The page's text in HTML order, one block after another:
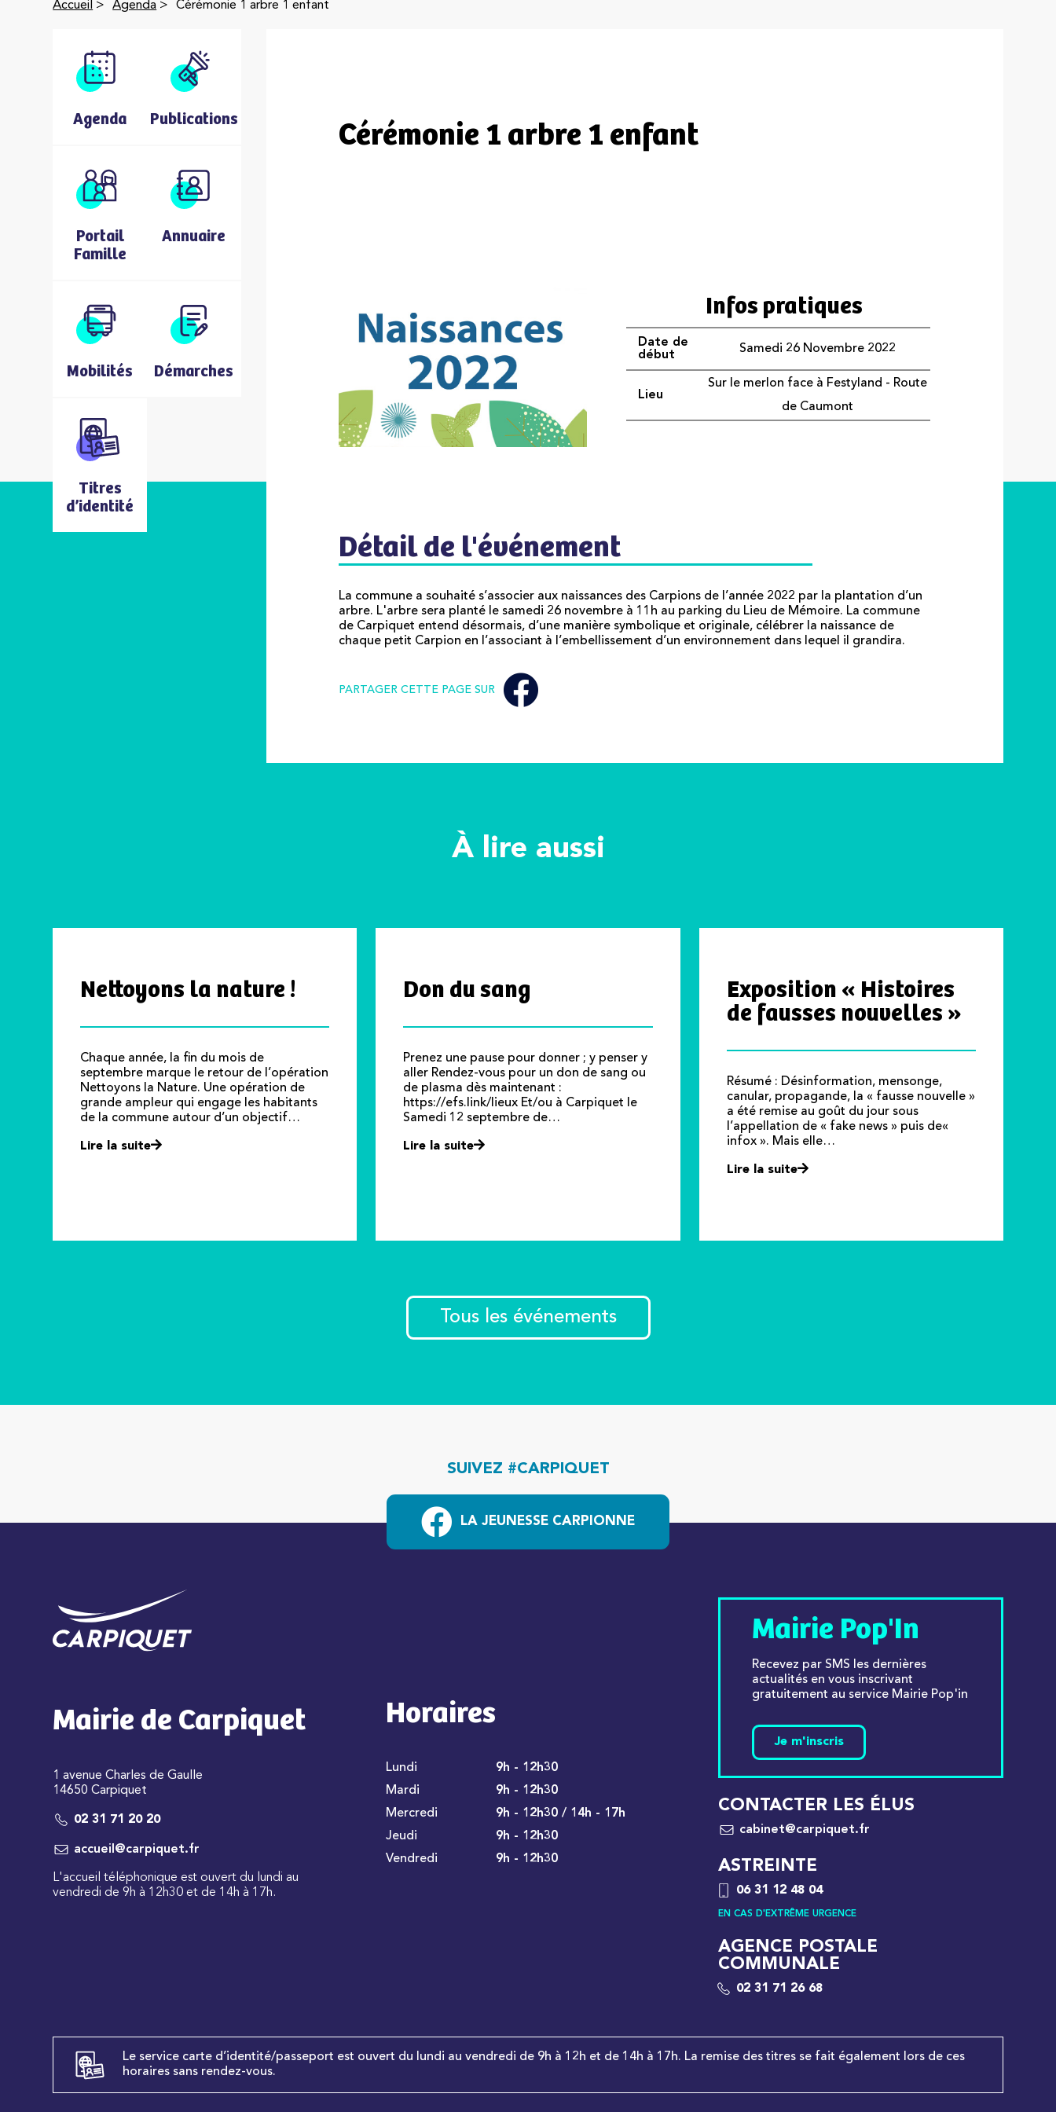
Accueil > Agenda > Cérémonie 1 arbre 1 enfant
Agenda Publications
Portail
Famille
Annuaire
Mobilités Démarches
Titres
d’identité
Cérémonie 1 arbre 1 enfant
Infos pratiques
Date de
début
Samedi 26 Novembre 2022
Lieu
Sur le merlon face à Festyland - Route
de Caumont
Détail de l'événement
La commune a souhaité s’associer aux naissances des Carpions de l’année 2022 par la plantation d’un
arbre. L'arbre sera planté le samedi 26 novembre à 11h au parking du Lieu de Mémoire. La commune
de Carpiquet entend désormais, d’une manière symbolique et originale, célébrer la naissance de
chaque petit Carpion en l’associant à l’embellissement d’un environnement dans lequel il grandira.
PARTAGER CETTE PAGE SUR
À lire aussi
Nettoyons la nature !
Chaque année, la fin du mois de
septembre marque le retour de l’opération
Nettoyons la Nature. Une opération de
grande ampleur qui engage les habitants
de la commune autour d’un objectif…
Lire la suite
Don du sang
Prenez une pause pour donner ; y penser y
aller Rendez-vous pour un don de sang ou
de plasma dès maintenant :
https://efs.link/lieux Et/ou à Carpiquet le
Samedi 12 septembre de…
Lire la suite
Exposition « Histoires
de fausses nouvelles »
Résumé : Désinformation, mensonge,
canular, propagande, la « fausse nouvelle »
a été remise au goût du jour sous
l’appellation de « fake news » puis de«
infox ». Mais elle…
Lire la suite
Tous les événements
SUIVEZ #CARPIQUET
LA JEUNESSE CARPIONNE
Mairie de Carpiquet
1 avenue Charles de Gaulle
14650 Carpiquet
02 31 71 20 20
accueil@carpiquet.fr
L'accueil téléphonique est ouvert du lundi au
vendredi de 9h à 12h30 et de 14h à 17h.
Horaires
Lundi
9h - 12h30
Mardi
9h - 12h30
Mercredi
9h - 12h30 / 14h - 17h
Jeudi
9h - 12h30
Vendredi
9h - 12h30
Mairie Pop'In
Recevez par SMS les dernières
actualités en vous inscrivant
gratuitement au service Mairie Pop'in
Je m'inscris
CONTACTER LES ÉLUS
cabinet@carpiquet.fr
ASTREINTE
06 31 12 48 04
EN CAS D'EXTRÊME URGENCE
AGENCE POSTALE
COMMUNALE
02 31 71 26 68
Le service carte d’identité/passeport est ouvert du lundi au vendredi de 9h à 12h et de 14h à 17h. La remise des titres se fait également lors de ces
horaires sans rendez-vous.